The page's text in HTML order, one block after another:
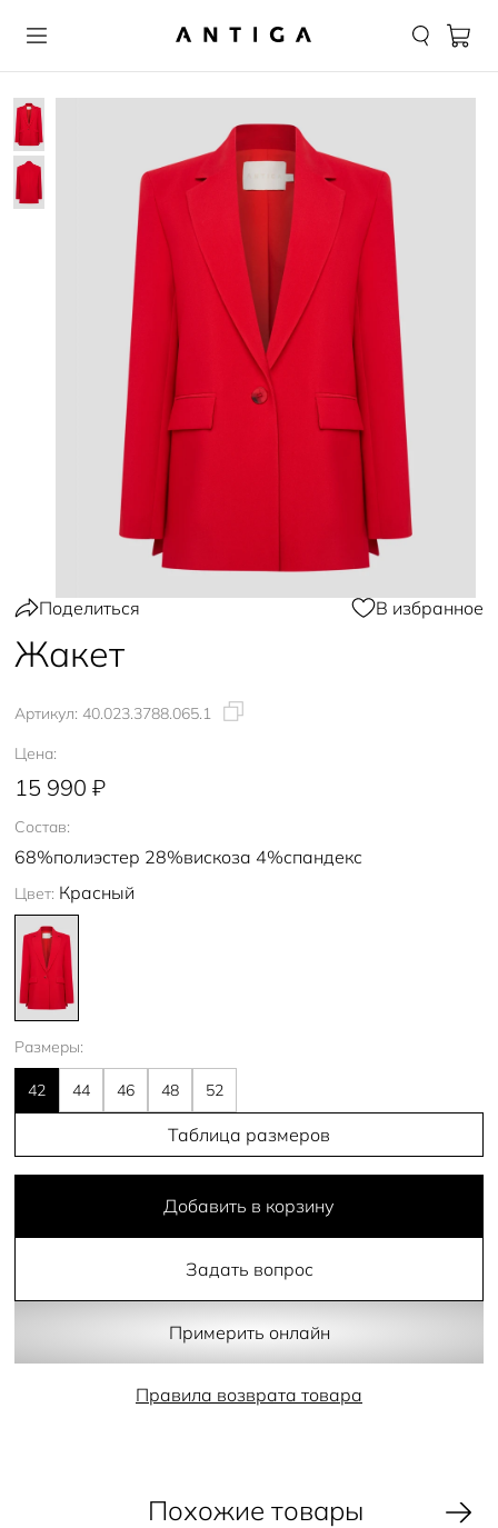
Поделиться В избранное
Жакет
Артикул: 40.023.3788.065.1
Цена:
15 990 ₽
Состав:
68%полиэстер 28%вискоза 4%спандекс
Цвет: Красный
Размеры:
42 44 46 48 52
Таблица размеров
Добавить в корзину
Задать вопрос
Примерить онлайн
Правила возврата товара
Похожие товары